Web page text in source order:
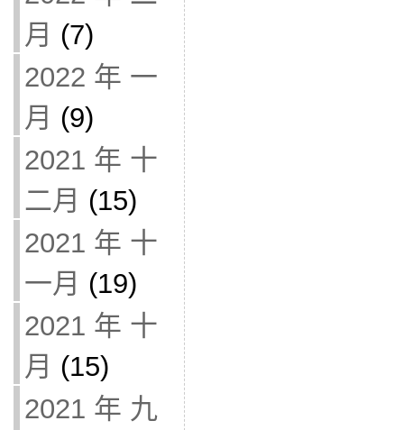
月 (7)
2022 年 一
月 (9)
2021 年 十
二月 (15)
2021 年 十
一月 (19)
2021 年 十
月 (15)
2021 年 九